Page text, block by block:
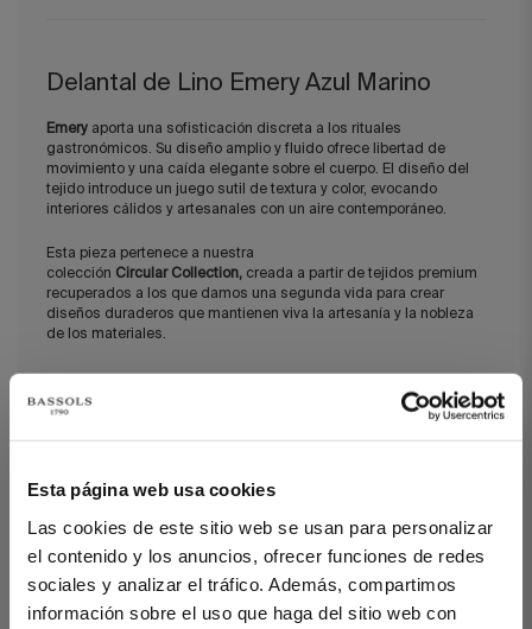
Esta página web usa cookies
Las cookies de este sitio web se usan para personalizar
el contenido y los anuncios, ofrecer funciones de redes
sociales y analizar el tráfico. Además, compartimos
información sobre el uso que haga del sitio web con
Delantal de Lino Emery Azul Marino
Emery aporta una sofisticación discreta a los rituales
gastronómicos. Su diseño amplio y fluido ofrece libertad de
movimiento y una caída elegante sobre el cuerpo. El diseño del
tejido introduce un juego sutil de textura y color, evocando
interiores cálidos y artesanales con un aire contemporáneo.
Esta pieza pertenece a nuestra
colección Circular Collection, creada a partir de tejidos premium
recuperados a los que damos una segunda vida para crear
diseños duraderos que mantienen viva la artesanía y la nobleza
de los materiales.
DETALLES
Cierre con botón de coco
Diseño elaborado con hilo teñido
Fabricación artesanal en KM0
CONTENIDO